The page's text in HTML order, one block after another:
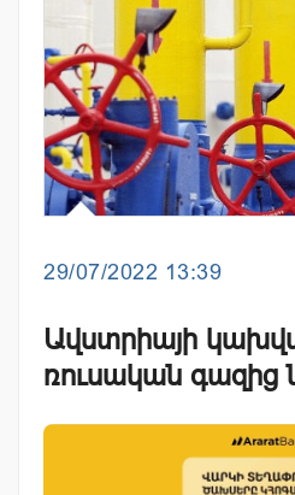
29/07/2022 13:39
Ավստրիայի
ռուսական գազից